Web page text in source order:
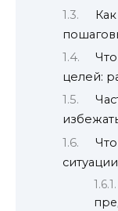
целей:
ситуации